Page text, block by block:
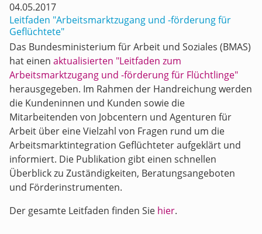
04.05.2017
Leitfaden "Arbeitsmarktzugang und -förderung für
Geflüchtete"
Das Bundesministerium für Arbeit und Soziales (BMAS)
hat einen aktualisierten "Leitfaden zum
Arbeitsmarktzugang und -förderung für Flüchtlinge"
herausgegeben. Im Rahmen der Handreichung werden
die Kundeninnen und Kunden sowie die
Mitarbeitenden von Jobcentern und Agenturen für
Arbeit über eine Vielzahl von Fragen rund um die
Arbeitsmarktintegration Geflüchteter aufgeklärt und
informiert. Die Publikation gibt einen schnellen
Überblick zu Zuständigkeiten, Beratungsangeboten
und Förderinstrumenten.
Der gesamte Leitfaden finden Sie hier.